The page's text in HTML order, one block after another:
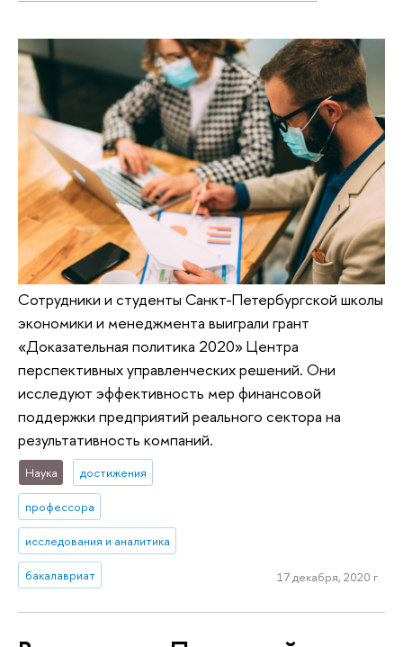
Сотрудники и студенты Санкт-Петербургской школы
экономики и менеджмента выиграли грант
«Доказательная политика 2020» Центра
перспективных управленческих решений. Они
исследуют эффективность мер финансовой
поддержки предприятий реального сектора на
результативность компаний.
Наука достижения
профессора
исследования и аналитика
бакалавриат 17 декабря, 2020 г.